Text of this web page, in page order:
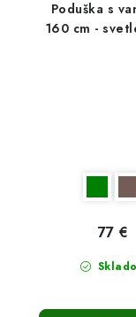
Poduška s
160 cm -
77 €